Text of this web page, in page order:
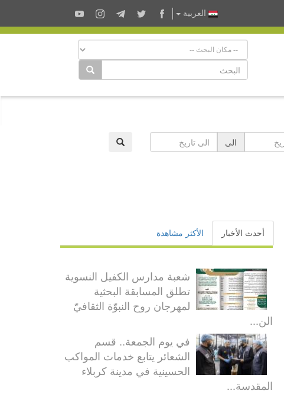
العربية
الى
أحدث الأخبار الأكثر مشاهدة
شعبة مدارس الكفيل النسوية
تطلق المسابقة البحثية
لمهرجان روح النبوّة الثقافيّ
الن...
في يوم الجمعة.. قسم
الشعائر يتابع خدمات المواكب
الحسينية في مدينة كربلاء
المقدسة...